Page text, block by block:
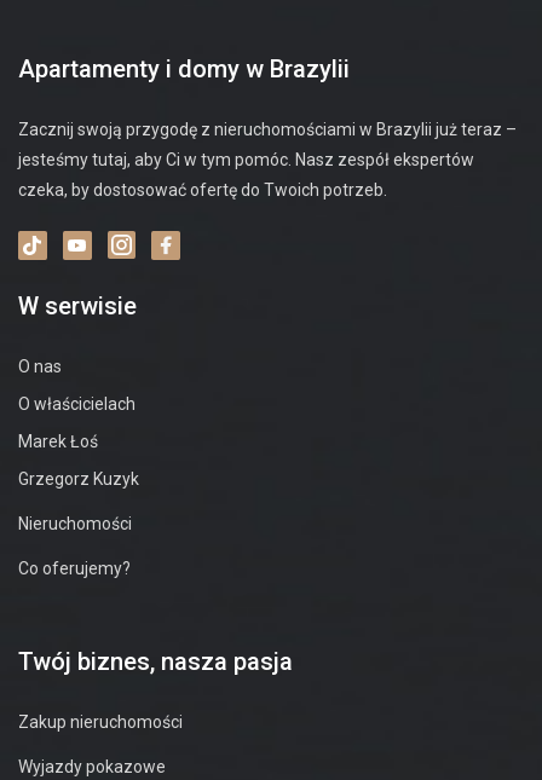
Apartamenty i domy w Brazylii
Zacznij swoją przygodę z nieruchomościami w Brazylii już teraz –
jesteśmy tutaj, aby Ci w tym pomóc. Nasz zespół ekspertów
czeka, by dostosować ofertę do Twoich potrzeb.
W serwisie
O nas
O właścicielach
Marek Łoś
Grzegorz Kuzyk
Nieruchomości
Co oferujemy?
Twój biznes, nasza pasja
Zakup nieruchomości
Wyjazdy pokazowe